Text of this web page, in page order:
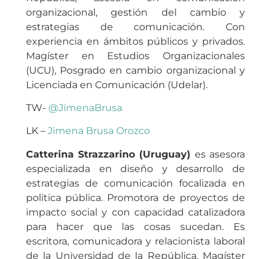
organizacional, gestión del cambio y
estrategias de comunicación. Con
experiencia en ámbitos públicos y privados.
Magíster en Estudios Organizacionales
(UCU), Posgrado en cambio organizacional y
Licenciada en Comunicación (Udelar).
TW- @JimenaBrusa
LK – Jimena Brusa Orozco
Catterina Strazzarino (Uruguay)es asesora
especializada en diseño y desarrollo de
estrategias de comunicación focalizada en
política pública. Promotora de proyectos de
impacto social y con capacidad catalizadora
para hacer que las cosas sucedan. Es
escritora, comunicadora y relacionista laboral
de la Universidad de la República. Magíster